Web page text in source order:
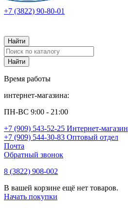
+7 (3822) 90-80-01
Время работы
интернет-магазина:
ПН-ВС 9:00 - 21:00
+7 (909) 543-52-25 Интернет-магазин
+7 (909) 544-30-83 Оптовый отдел
Почта
Обратный звонок
8 (3822) 908-002
В вашей корзине ещё нет товаров.
Начать покупки